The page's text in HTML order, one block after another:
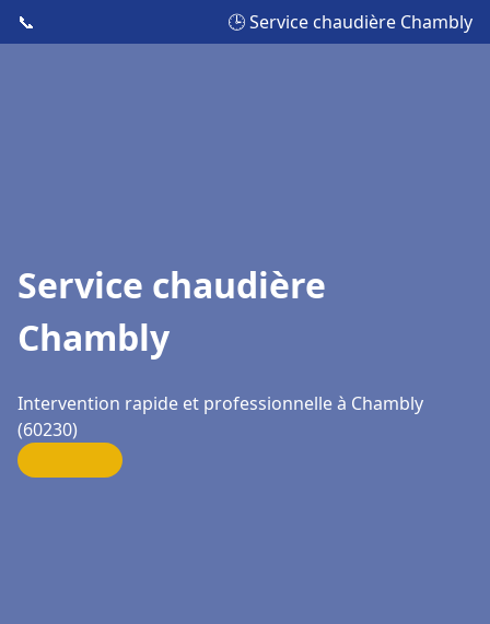
📞 🕒 Service chaudière Chambly
Service chaudière
Chambly
Intervention rapide et professionnelle à Chambly
(60230)